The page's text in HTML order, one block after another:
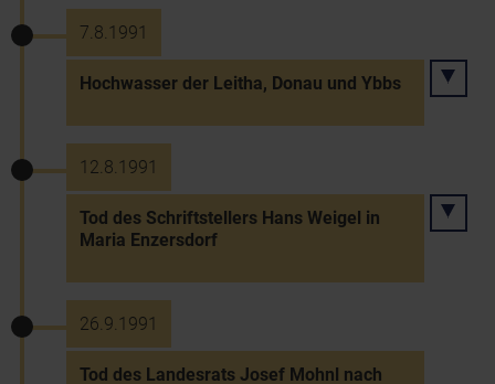
7.8.1991
Hochwasser der Leitha, Donau und Ybbs
12.8.1991
Tod des Schriftstellers Hans Weigel in
Maria Enzersdorf
26.9.1991
Tod des Landesrats Josef Mohnl nach